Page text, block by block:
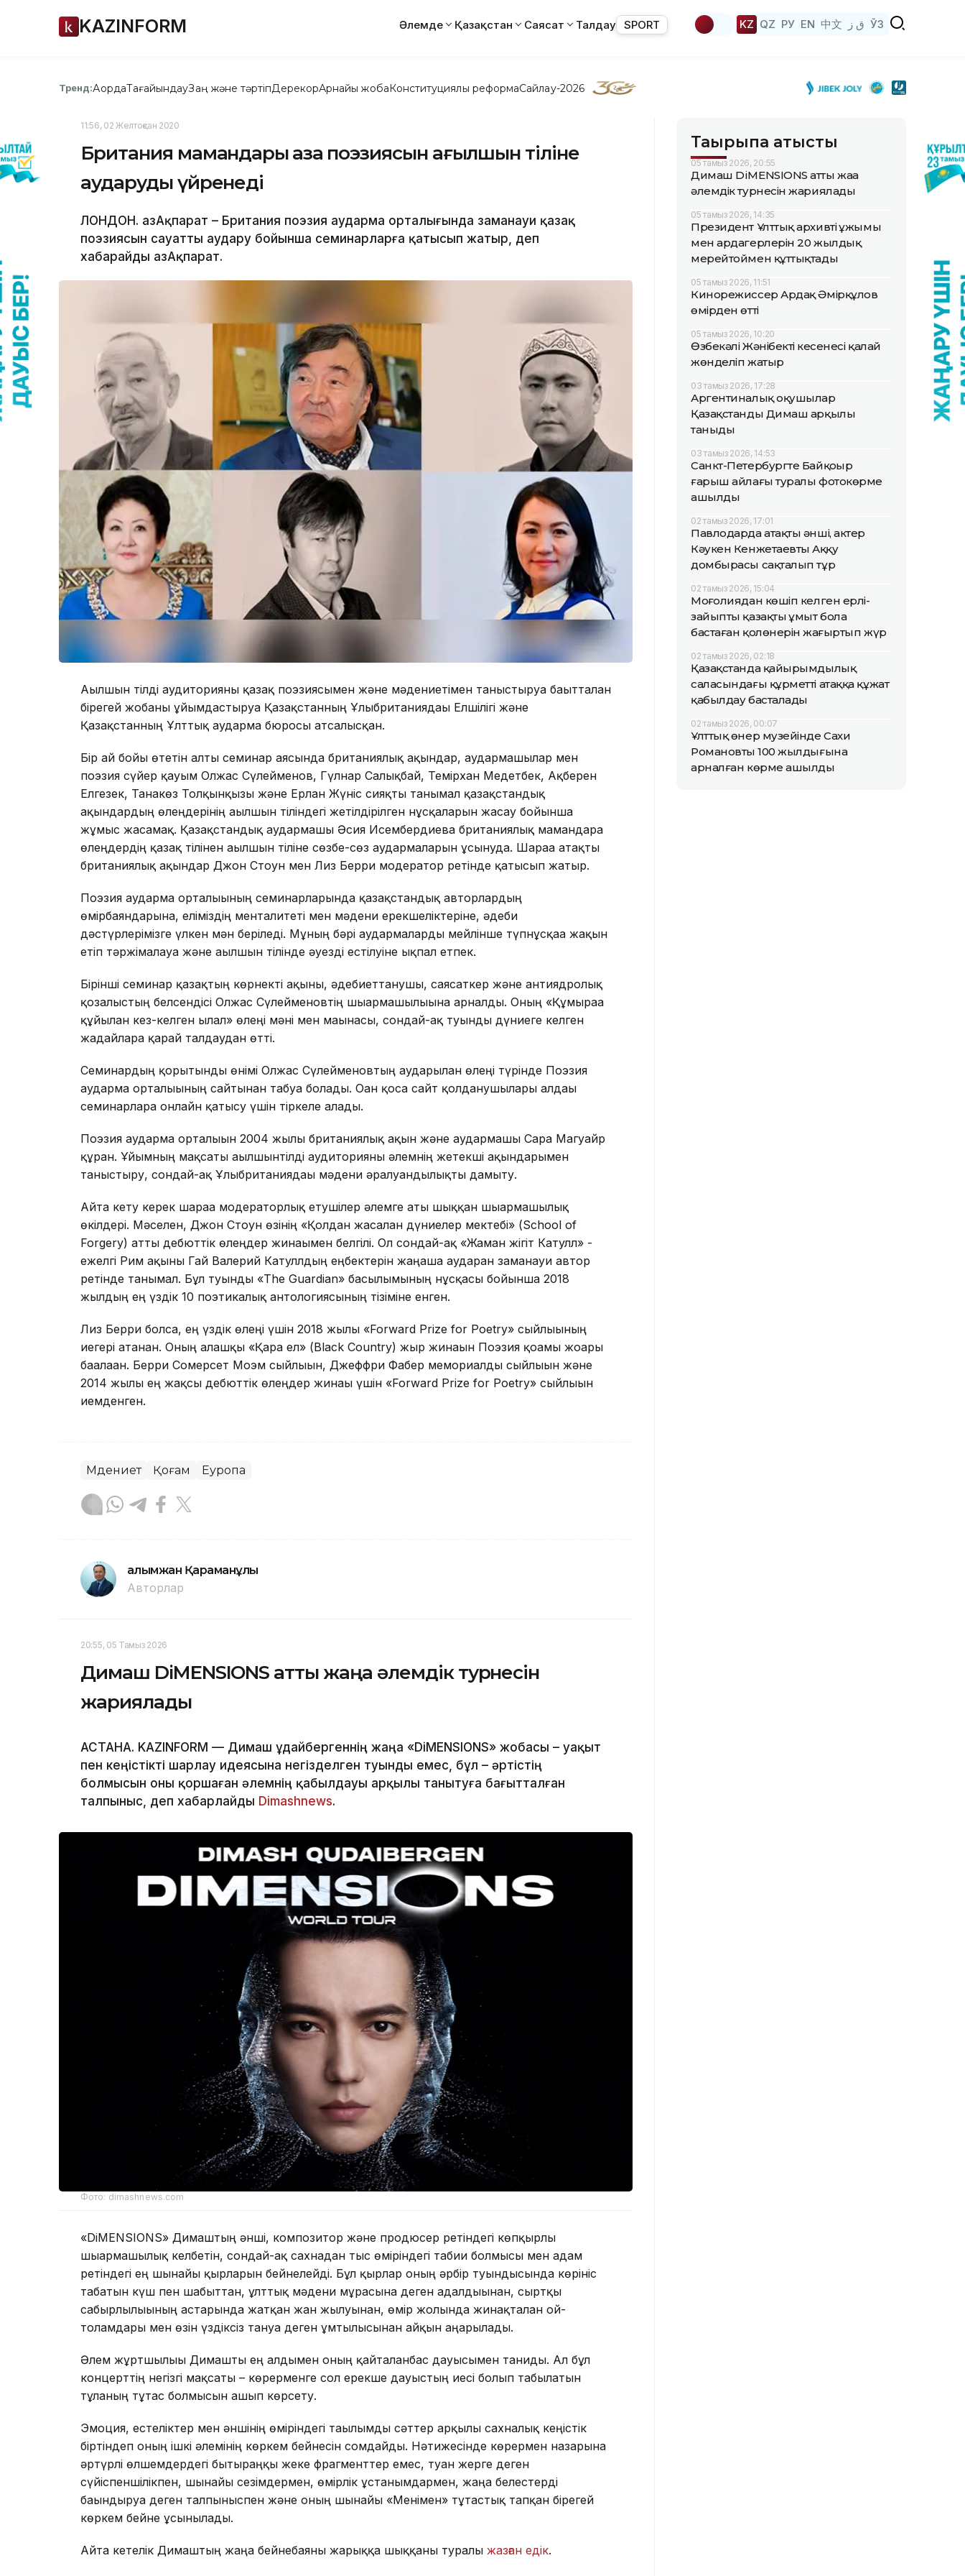
KAZINFORM Әлемде Қазақстан Саясат Талдау SPORT KZ QZ РУ EN 中文 ق ز ЎЗ
Тренд:АқордаТағайындауЗаң және тәртіпДерекқорАрнайы жобаКонституциялық реформаСайлау-2026
11:56, 02 Желтоқсан 2020
Британия мамандары қазақ поэзиясын ағылшын тіліне
аударуды үйренеді
ЛОНДОН. ҚазАқпарат – Британия поэзия аударма орталығында заманауи қазақ
поэзиясын сауатты аудару бойынша семинарларға қатысып жатыр, деп
хабарайды ҚазАқпарат.
Ағылшын тілді аудиторияны қазақ поэзиясымен және мәдениетімен таныстыруға бағытталған
бірегей жобаны ұйымдастыруға Қазақстанның Ұлыбританиядағы Елшілігі және
Қазақстанның Ұлттық аударма бюросы атсалысқан.
Бір ай бойы өтетін алты семинар аясында британиялық ақындар, аудармашылар мен
поэзия сүйер қауым Олжас Сүлейменов, Гүлнар Салықбай, Темірхан Медетбек, Ақберен
Елгезек, Танакөз Толқынқызы және Ерлан Жүніс сияқты танымал қазақстандық
ақындардың өлеңдерінің ағылшын тіліндегі жетілдірілген нұсқаларын жасау бойынша
жұмыс жасамақ. Қазақстандық аудармашы Әсия Исембердиева британиялық мамандарға
өлеңдердің қазақ тілінен ағылшын тіліне сөзбе-сөз аудармаларын ұсынуда. Шараға атақты
британиялық ақындар Джон Стоун мен Лиз Берри модератор ретінде қатысып жатыр.
Поэзия аударма орталығының семинарларында қазақстандық авторлардың
өмірбаяндарына, еліміздің менталитеті мен мәдени ерекшеліктеріне, әдеби
дәстүрлерімізге үлкен мән беріледі. Мұның бәрі аудармаларды мейлінше түпнұсқаға жақын
етіп тәржімалауға және ағылшын тілінде әуезді естілуіне ықпал етпек.
Бірінші семинар қазақтың көрнекті ақыны, әдебиеттанушы, саясаткер және антиядролық
қозғалыстың белсендісі Олжас Сүлейменовтің шығармашылығына арналды. Оның «Құмыраға
құйылған кез-келген ылғал» өлеңі мәні мен мағынасы, сондай-ақ туынды дүниеге келген
жағдайларға қарай талдаудан өтті.
Семинардың қорытынды өнімі Олжас Сүлейменовтың аударылған өлеңі түрінде Поэзия
аударма орталығының сайтынан табуға болады. Оған қоса сайт қолданушылары алдағы
семинарларға онлайн қатысу үшін тіркеле алады.
Поэзия аударма орталығын 2004 жылы британиялық ақын және аудармашы Сара Магуайр
құрған. Ұйымның мақсаты ағылшынтілді аудиторияны әлемнің жетекші ақындарымен
таныстыру, сондай-ақ Ұлыбританиядағы мәдени әралуандылықты дамыту.
Айта кету керек шараға модераторлық етушілер әлемге аты шыққан шығармашылық
өкілдері. Мәселен, Джон Стоун өзінің «Қолдан жасалған дүниелер мектебі» (School of
Forgery) атты дебюттік өлеңдер жинағымен белгілі. Ол сондай-ақ «Жаман жігіт Катулл» -
ежелгі Рим ақыны Гай Валерий Катуллдың еңбектерін жаңаша аударған заманауи автор
ретінде танымал. Бұл туынды «The Guardian» басылымының нұсқасы бойынша 2018
жылдың ең үздік 10 поэтикалық антологиясының тізіміне енген.
Лиз Берри болса, ең үздік өлеңі үшін 2018 жылғы «Forward Prize for Poetry» сыйлығының
иегері атанған. Оның алғашқы «Қара ел» (Black Country) жыр жинағын Поэзия қоғамы жоғары
бағалаған. Берри Сомерсет Моэм сыйлығын, Джеффри Фабер мемориалды сыйлығын және
2014 жылы ең жақсы дебюттік өлеңдер жинағы үшін «Forward Prize for Poetry» сыйлығын
иемденген.
Мәдениет Қоғам Еуропа
Ғалымжан Қараманұлы
Авторлар
20:55, 05 Тамыз 2026
Димаш DiMENSIONS атты жаңа әлемдік турнесін
жариялады
АСТАНА. KAZINFORM — Димаш Құдайбергеннің жаңа «DiMENSIONS» жобасы – уақыт
пен кеңістікті шарлау идеясына негізделген туынды емес, бұл – әртістің
болмысын оны қоршаған әлемнің қабылдауы арқылы танытуға бағытталған
талпыныс, деп хабарлайды Dimashnews.
Фото: dimashnews.com
«DiMENSIONS» Димаштың әнші, композитор және продюсер ретіндегі көпқырлы
шығармашылық келбетін, сондай-ақ сахнадан тыс өміріндегі табиғи болмысы мен адам
ретіндегі ең шынайы қырларын бейнелейді. Бұл қырлар оның әрбір туындысында көрініс
табатын күш пен шабыттан, ұлттық мәдени мұрасына деген адалдығынан, сыртқы
сабырлылығының астарында жатқан жан жылуынан, өмір жолында жинақталған ой-
толғамдары мен өзін үздіксіз тануға деген ұмтылысынан айқын аңғарылады.
Әлем жұртшылығы Димашты ең алдымен оның қайталанбас дауысымен таниды. Ал бұл
концерттің негізгі мақсаты – көрерменге сол ерекше дауыстың иесі болып табылатын
тұлғаның тұтас болмысын ашып көрсету.
Эмоция, естеліктер мен әншінің өміріндегі тағылымды сәттер арқылы сахналық кеңістік
біртіндеп оның ішкі әлемінің көркем бейнесін сомдайды. Нәтижесінде көрермен назарына
әртүрлі өлшемдердегі бытыраңқы жеке фрагменттер емес, туған жерге деген
сүйіспеншілікпен, шынайы сезімдермен, өмірлік ұстанымдармен, жаңа белестерді
бағындыруға деген талпыныспен және оның шынайы «Менімен» тұтастық тапқан бірегей
көркем бейне ұсынылады.
Айта кетелік Димаштың жаңа бейнебаяны жарыққа шыққаны туралы жазған едік.
Тақырыпқа қатысты
05 тамыз 2026, 20:55
Димаш DiMENSIONS атты жаңа
әлемдік турнесін жариялады
05 тамыз 2026, 14:35
Президент Ұлттық архивтің ұжымы
мен ардагерлерін 20 жылдық
мерейтоймен құттықтады
05 тамыз 2026, 11:51
Кинорежиссер Ардақ Әмірқұлов
өмірден өтті
05 тамыз 2026, 10:20
Өзбекәлі Жәнібектің кесенесі қалай
жөнделіп жатыр
03 тамыз 2026, 17:28
Аргентиналық оқушылар
Қазақстанды Димаш арқылы
таныды
03 тамыз 2026, 14:53
Санкт-Петербургте Байқоңыр
ғарыш айлағы туралы фотокөрме
ашылды
02 тамыз 2026, 17:01
Павлодарда атақты әнші, актер
Кәукен Кенжетаевтың Аққу
домбырасы сақталып тұр
02 тамыз 2026, 15:04
Моңғолиядан көшіп келген ерлі-
зайыпты қазақтың ұмыт бола
бастаған қолөнерін жаңғыртып жүр
02 тамыз 2026, 02:18
Қазақстанда қайырымдылық
саласындағы құрметті атаққа құжат
қабылдау басталады
02 тамыз 2026, 00:07
Ұлттық өнер музейінде Сахи
Романовтың 100 жылдығына
арналған көрме ашылды